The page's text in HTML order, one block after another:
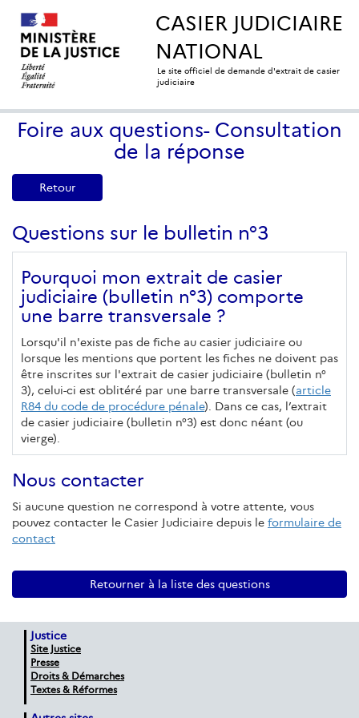
CASIER JUDICIAIRE
NATIONAL
Le site officiel de demande d'extrait de casier
judiciaire
Foire aux questions- Consultation
de la réponse
Retour
Questions sur le bulletin n°3
Pourquoi mon extrait de casier
judiciaire (bulletin n°3) comporte
une barre transversale ?
Lorsqu'il n'existe pas de fiche au casier judiciaire ou
lorsque les mentions que portent les fiches ne doivent pas
être inscrites sur l'extrait de casier judiciaire (bulletin n°
3), celui-ci est oblitéré par une barre transversale (article
R84 du code de procédure pénale). Dans ce cas, l’extrait
de casier judiciaire (bulletin n°3) est donc néant (ou
vierge).
Nous contacter
Si aucune question ne correspond à votre attente, vous
pouvez contacter le Casier Judiciaire depuis le formulaire de
contact
Retourner à la liste des questions
Justice
Site Justice
Presse
Droits & Démarches
Textes & Réformes